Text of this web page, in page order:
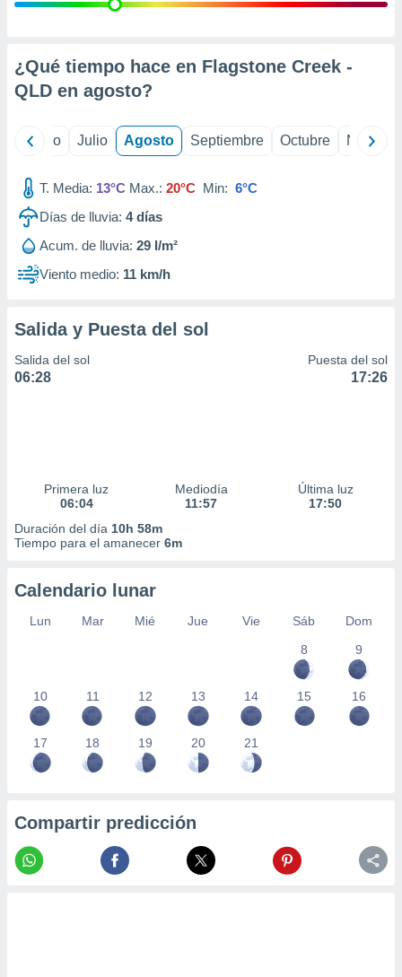
e
mediante
de
1199
¿Qué tiempo hace en Flagstone Creek -
QLD en agosto?
Junio Julio Agosto Septiembre Octubre
T. Media: 13°C Max.: 20°C Min: 6°C
Días de lluvia: 4días
Acum. de lluvia: 29 l/m²
Viento medio: 11 km/h
Salida y Puesta del sol
Salida del sol
06:28
Puesta del sol
17:26
Primera luz
06:04
Mediodía
11:57
Última luz
17:50
Duración del día 10h 58m
Tiempo para el amanecer 6m
Calendario lunar
Lun Mar Mié Jue Vie Sáb
Dom
8
9
10 11 12 13 14 15 16
17 18 19 20 21
Compartir predicción